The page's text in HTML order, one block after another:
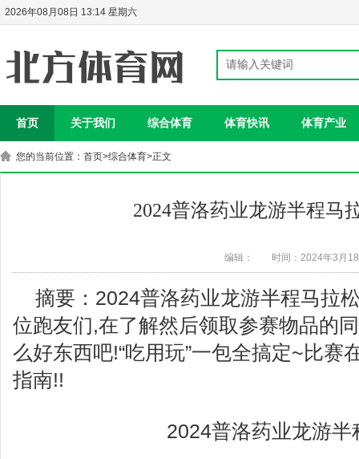
2026年08月08日 13:14 星期六
首页 关于我们 综合体育 体育快讯 体育产业
您的当前位置： 首页>综合体育>正文
2024普洛药业龙游半程马
编辑： 时间：2024年3月
摘要：2024普洛药业龙游半程马拉
位跑友们,在了解然后领取参赛物品的
么好东西吧!“吃用玩”一包全搞定~比赛
指南!!
2024普洛药业龙游半